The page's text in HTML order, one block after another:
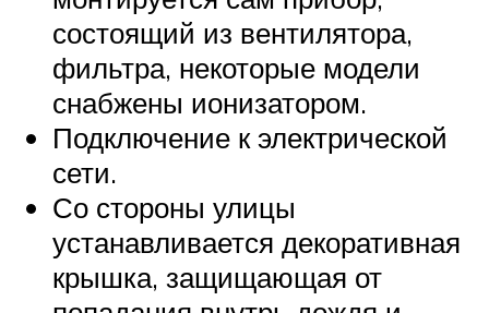
состоящий из вентилятора,
фильтра, некоторые модели
снабжены ионизатором.
Подключение к электрической
сети.
Со стороны улицы
устанавливается декоративная
крышка, защищающая от